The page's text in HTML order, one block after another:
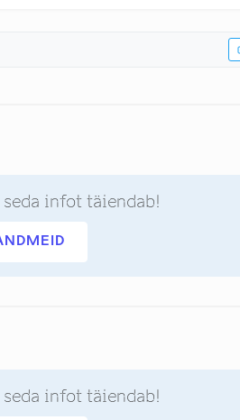
seda infot täiendab!
seda infot täiendab!